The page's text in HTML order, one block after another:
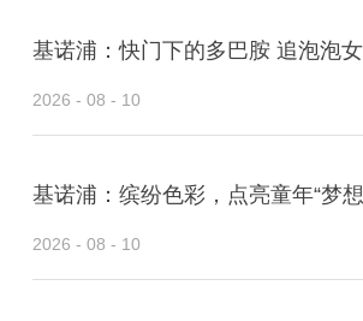
2026 - 08 - 10
基诺浦：缤纷色彩，点亮童年“梦
2026 - 08 - 10